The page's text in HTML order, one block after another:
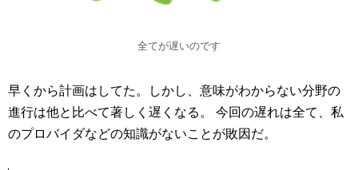
全てが遅いのです
早くから計画はしてた。しかし、意味がわからない分野の
進行は他と比べて著しく遅くなる。 今回の遅れは全て、私
のプロバイダなどの知識がないことが敗因だ。